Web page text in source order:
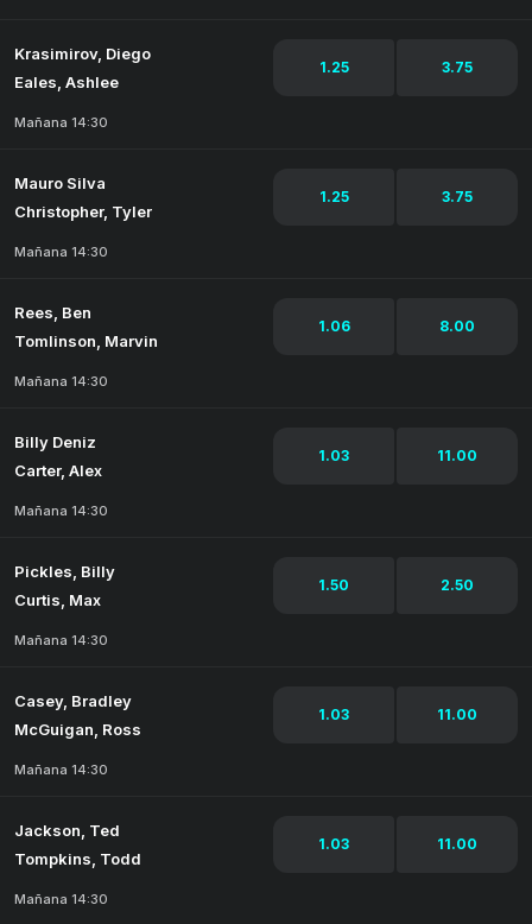
Krasimirov, Diego
Eales, Ashlee
1.25 3.75
Mañana 14:30
Mauro Silva
Christopher, Tyler
1.25 3.75
Mañana 14:30
Rees, Ben
Tomlinson, Marvin
1.06 8.00
Mañana 14:30
Billy Deniz
Carter, Alex
1.03 11.00
Mañana 14:30
Pickles, Billy
Curtis, Max
1.50 2.50
Mañana 14:30
Casey, Bradley
McGuigan, Ross
1.03 11.00
Mañana 14:30
Jackson, Ted
Tompkins, Todd
1.03 11.00
Mañana 14:30